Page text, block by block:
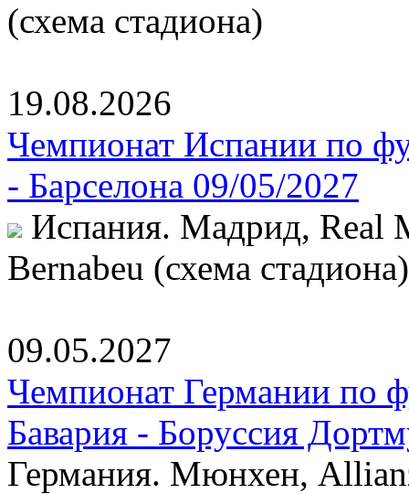
(схема стадиона)
19.08.2026
Чемпионат Испании по
- Барселона 09/05/2027
Испания. Мадрид, Real
Bernabeu (схема стадиона)
09.05.2027
Чемпионат Германии по
Бавария - Боруссия
Германия. Мюнхен,